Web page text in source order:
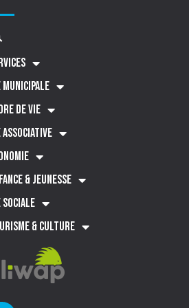
MUNICIPALE
DE VIE
& JEUNESSE
& CULTURE